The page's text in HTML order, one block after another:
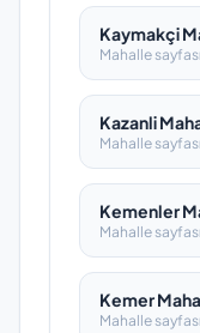
Kaymakçi
Mahalle
Kazanli
Mahalle
Kemenler
Mahalle
Kemer
Mahalle